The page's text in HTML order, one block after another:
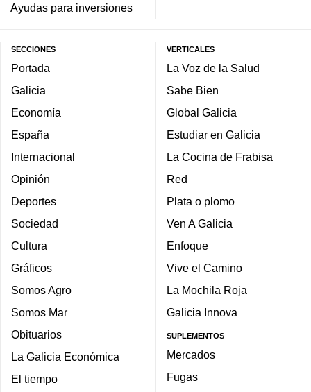
Ayudas para inversiones
SECCIONES
Portada
Galicia
Economía
España
Internacional
Opinión
Deportes
Sociedad
Cultura
Gráficos
Somos Agro
Somos Mar
Obituarios
La Galicia Económica
El tiempo
VERTICALES
La Voz de la Salud
Sabe Bien
Global Galicia
Estudiar en Galicia
La Cocina de Frabisa
Red
Plata o plomo
Ven A Galicia
Enfoque
Vive el Camino
La Mochila Roja
Galicia Innova
SUPLEMENTOS
Mercados
Fugas